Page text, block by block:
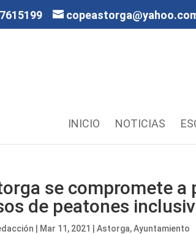
INICIO NOTICIAS
se compromete a
de peatones
Mar 11, 2021 |Astorga,Ayuntamiento